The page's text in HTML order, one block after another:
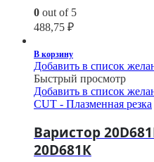
0 out of 5
488,75 ₽
В корзину
Добавить в список
Быстрый просмотр
Добавить в список
CUT - Плазменная резка
Варистор
20D681К